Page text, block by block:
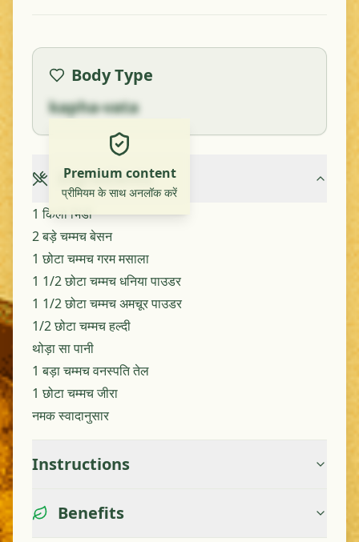
Body Type
kapha-vata
Premium content
प्रीमियम के साथ अनलॉक करें
Ingredients
1 किलो भिंडी
2 बड़े चम्मच बेसन
1 छोटा चम्मच गरम मसाला
1 1/2 छोटा चम्मच धनिया पाउडर
1 1/2 छोटा चम्मच अमचूर पाउडर
1/2 छोटा चम्मच हल्दी
थोड़ा सा पानी
1 बड़ा चम्मच वनस्पति तेल
1 छोटा चम्मच जीरा
नमक स्वादानुसार
Instructions
Benefits